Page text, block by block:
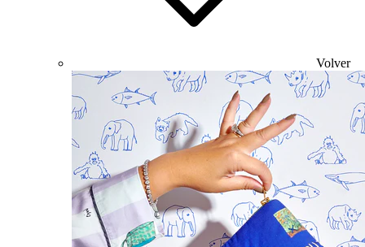
Volver